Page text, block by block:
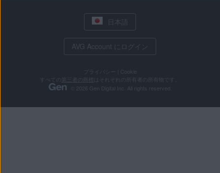
日本語
AVG Account にログイン
プライバシー
Cookie
第三者の商標
はそれぞれの所有者の所有物です。
© 2026 Gen Digital Inc. All rights reserved.